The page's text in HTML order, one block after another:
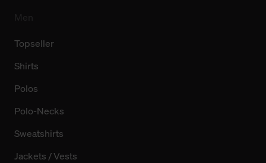
Topseller
Shirts
Polos
Polo-Necks
Sweatshirts
Jackets / Vests